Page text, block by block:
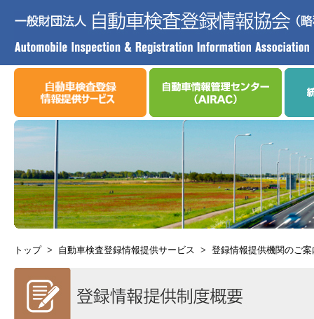
トップ > 自動車検査登録情報提供サービス > 登録情報提供機関のご案